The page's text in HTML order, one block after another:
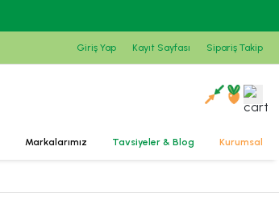
Giriş Yap Kayıt Sayfası Sipariş Takip
Markalarımız Tavsiyeler & Blog Kurumsal